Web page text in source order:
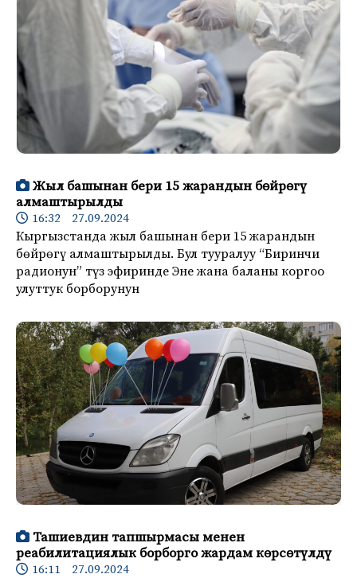
Жыл башынан бери 15 жарандын бөйрөгү
алмаштырылды
16:32 27.09.2024
Кыргызстанда жыл башынан бери 15 жарандын
бөйрөгү алмаштырылды. Бул тууралуу “Биринчи
радионун” түз эфиринде Эне жана баланы коргоо
улуттук борборунун
Ташиевдин тапшырмасы менен
реабилитациялык борборго жардам көрсөтүлдү
16:11 27.09.2024